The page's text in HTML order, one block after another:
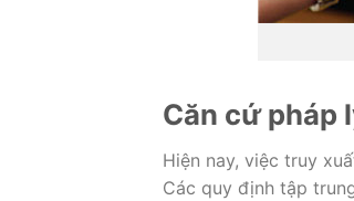
Căn cứ pháp
Hiện nay, việc truy
Các quy định tập